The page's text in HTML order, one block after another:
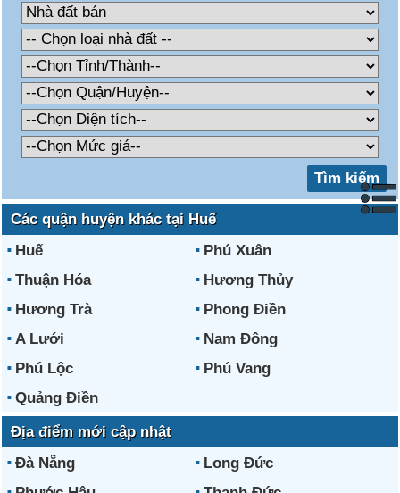
Các quận huyện khác tại Huế
Huế
Phú Xuân
Thuận Hóa
Hương Thủy
Hương Trà
Phong Điền
A Lưới
Nam Đông
Phú Lộc
Phú Vang
Quảng Điền
Địa điểm mới cập nhật
Đà Nẵng
Long Đức